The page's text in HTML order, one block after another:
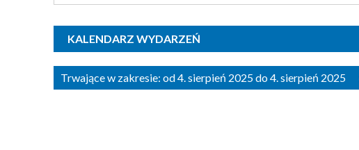
KALENDARZ WYDARZEŃ
Trwające w zakresie: od 4. sierpień 2025 do 4. sierpień 2025